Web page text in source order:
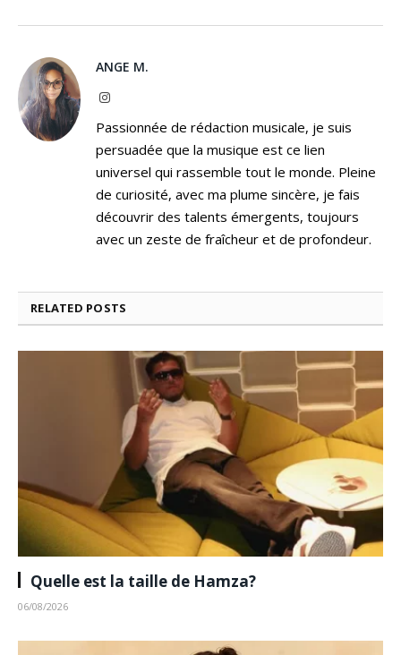
ANGE M.
Instagram
Passionnée de rédaction musicale, je suis
persuadée que la musique est ce lien
universel qui rassemble tout le monde. Pleine
de curiosité, avec ma plume sincère, je fais
découvrir des talents émergents, toujours
avec un zeste de fraîcheur et de profondeur.
RELATED POSTS
Quelle est la taille de Hamza?
06/08/2026